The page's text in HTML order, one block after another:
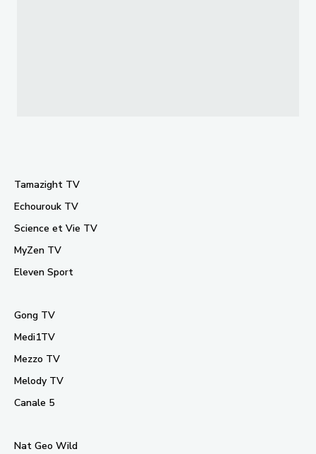
Tamazight TV
Echourouk TV
Science et Vie TV
MyZen TV
Eleven Sport
Gong TV
Medi1TV
Mezzo TV
Melody TV
Canale 5
Nat Geo Wild